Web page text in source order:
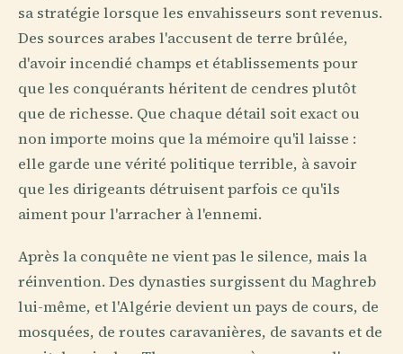
sa stratégie lorsque les envahisseurs sont revenus.
Des sources arabes l'accusent de terre brûlée,
d'avoir incendié champs et établissements pour
que les conquérants héritent de cendres plutôt
que de richesse. Que chaque détail soit exact ou
non importe moins que la mémoire qu'il laisse :
elle garde une vérité politique terrible, à savoir
que les dirigeants détruisent parfois ce qu'ils
aiment pour l'arracher à l'ennemi.
Après la conquête ne vient pas le silence, mais la
réinvention. Des dynasties surgissent du Maghreb
lui-même, et l'Algérie devient un pays de cours, de
mosquées, de routes caravanières, de savants et de